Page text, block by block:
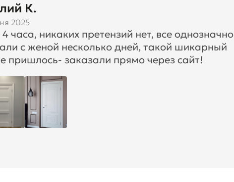
К.
2025
никаких претензий нет, все однозначно
с женой несколько дней, такой шикарный
пришлось- заказали прямо через сайт!